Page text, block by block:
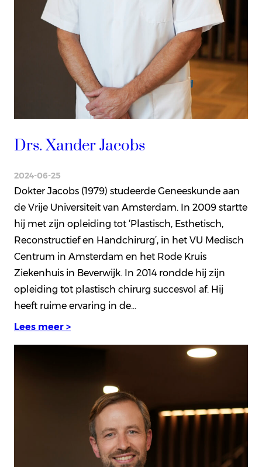
Drs. Xander Jacobs
2024-06-25
Dokter Jacobs (1979) studeerde Geneeskunde aan
de Vrije Universiteit van Amsterdam. In 2009 startte
hij met zijn opleiding tot ‘Plastisch, Esthetisch,
Reconstructief en Handchirurg’, in het VU Medisch
Centrum in Amsterdam en het Rode Kruis
Ziekenhuis in Beverwijk. In 2014 rondde hij zijn
opleiding tot plastisch chirurg succesvol af. Hij
heeft ruime ervaring in de…
Lees meer >